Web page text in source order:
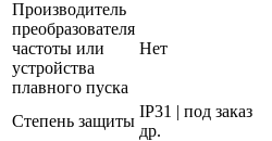
Производитель
преобразователя
частоты или
устройства
плавного пуска
Нет
Степень защиты
IP31 | под заказ
др.